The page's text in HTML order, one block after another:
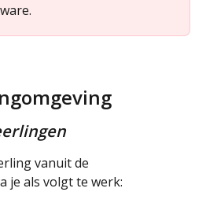
vanuit de
je als volgt te werk: